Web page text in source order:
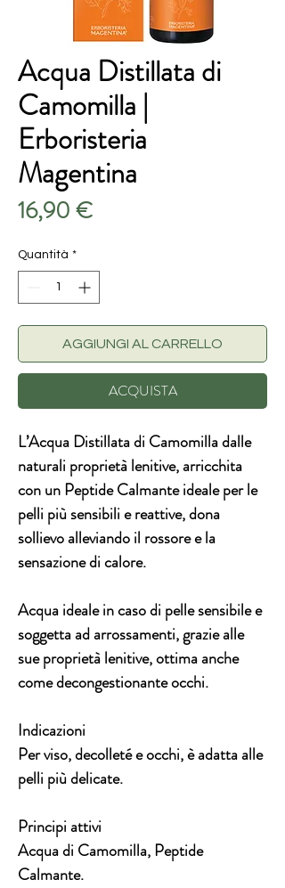
Acqua Distillata di
Camomilla |
Erboristeria
Magentina
16,90 €Prezzo
Quantità *
AGGIUNGI AL CARRELLO
ACQUISTA
L’AcquaDistillatadi Camomilladalle
naturali proprietà lenitive, arricchita
con unPeptide Calmanteideale per le
pelli piùsensibiliereattive, dona
sollievo alleviando il rossore e la
sensazione di calore.
Acqua ideale in caso di pelle sensibilee
soggetta adarrossamenti, grazie alle
sue proprietà lenitive, ottima anche
comedecongestionante occhi.
Indicazioni
Per viso, decolleté e occhi, è adatta alle
pelli più delicate.
Principi attivi
Acqua di Camomilla, Peptide
Calmante.